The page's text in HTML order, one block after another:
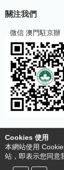
關注我們
微信 澳門駐京辦
Cookies 使用
本網站使用
站，即表示您同意